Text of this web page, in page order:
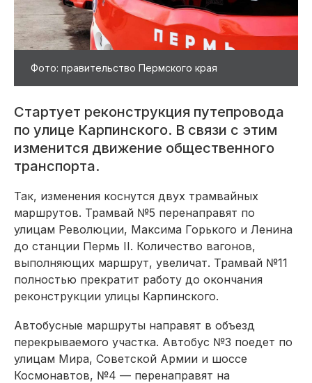
Фото: правительство Пермского края
Стартует реконструкция путепровода
по улице Карпинского. В связи с этим
изменится движение общественного
транспорта.
Так, изменения коснутся двух трамвайных
маршрутов. Трамвай №5 перенаправят по
улицам Революции, Максима Горького и Ленина
до станции Пермь II. Количество вагонов,
выполняющих маршрут, увеличат. Трамвай №11
полностью прекратит работу до окончания
реконструкции улицы Карпинского.
Автобусные маршруты направят в объезд
перекрываемого участка. Автобус №3 поедет по
улицам Мира, Советской Армии и шоссе
Космонавтов, №4 — перенаправят на